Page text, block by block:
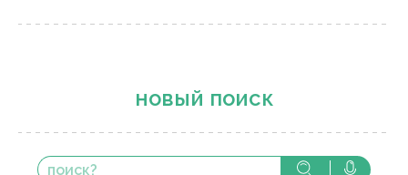
новый поиск